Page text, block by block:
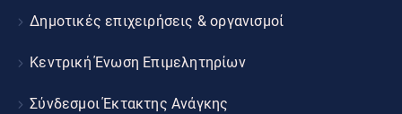
Δημοτικές επιχειρήσεις & οργανισμοί
Κεντρική Ένωση Επιμελητηρίων
Σύνδεσμοι Έκτακτης Ανάγκης